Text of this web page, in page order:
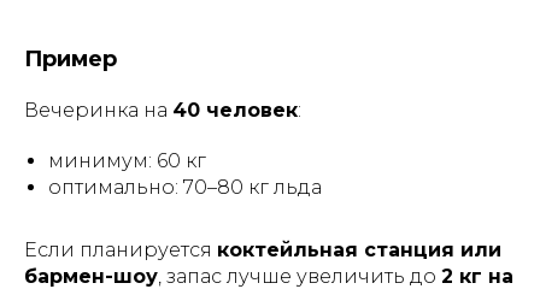
Пример
Вечеринка на 40 человек:
минимум: 60 кг
оптимально: 70–80 кг льда
Если планируется коктейльная станция или
бармен-шоу, запас лучше увеличить до 2 кг на